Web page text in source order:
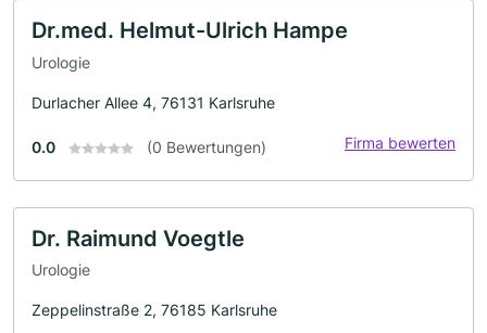
Dr.med. Helmut-Ulrich Hampe
Urologie
Durlacher Allee 4, 76131 Karlsruhe
0.0 (0 Bewertungen) Firma bewerten
Dr. Raimund Voegtle
Urologie
Zeppelinstraße 2, 76185 Karlsruhe